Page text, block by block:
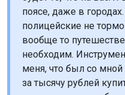
Подготовившись
группа выдвинулась в
муравьях, водителях-
Петербурга читайте в
О том, как Дмитрий
километров - в прошлом